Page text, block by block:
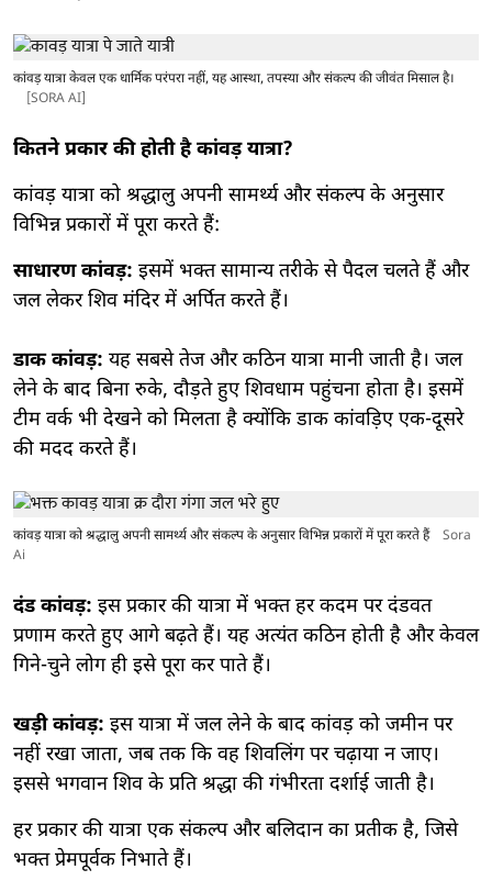
कांवड़ यात्रा केवल एक धार्मिक परंपरा नहीं, यह आस्था, तपस्या और संकल्प की जीवंत मिसाल है।
[SORA AI]
कितने प्रकार की होती है कांवड़ यात्रा?
कांवड़ यात्रा को श्रद्धालु अपनी सामर्थ्य और संकल्प के अनुसार
विभिन्न प्रकारों में पूरा करते हैं:
साधारण कांवड़: इसमें भक्त सामान्य तरीके से पैदल चलते हैं और
जल लेकर शिव मंदिर में अर्पित करते हैं।
डाक कांवड़: यह सबसे तेज और कठिन यात्रा मानी जाती है। जल
लेने के बाद बिना रुके, दौड़ते हुए शिवधाम पहुंचना होता है। इसमें
टीम वर्क भी देखने को मिलता है क्योंकि डाक कांवड़िए एक-दूसरे
की मदद करते हैं।
कांवड़ यात्रा को श्रद्धालु अपनी सामर्थ्य और संकल्प के अनुसार विभिन्न प्रकारों में पूरा करते हैं
Sora
Ai
दंड कांवड़: इस प्रकार की यात्रा में भक्त हर कदम पर दंडवत
प्रणाम करते हुए आगे बढ़ते हैं। यह अत्यंत कठिन होती है और केवल
गिने-चुने लोग ही इसे पूरा कर पाते हैं।
खड़ी कांवड़: इस यात्रा में जल लेने के बाद कांवड़ को जमीन पर
नहीं रखा जाता, जब तक कि वह शिवलिंग पर चढ़ाया न जाए।
इससे भगवान शिव के प्रति श्रद्धा की गंभीरता दर्शाई जाती है।
हर प्रकार की यात्रा एक संकल्प और बलिदान का प्रतीक है, जिसे
भक्त प्रेमपूर्वक निभाते हैं।